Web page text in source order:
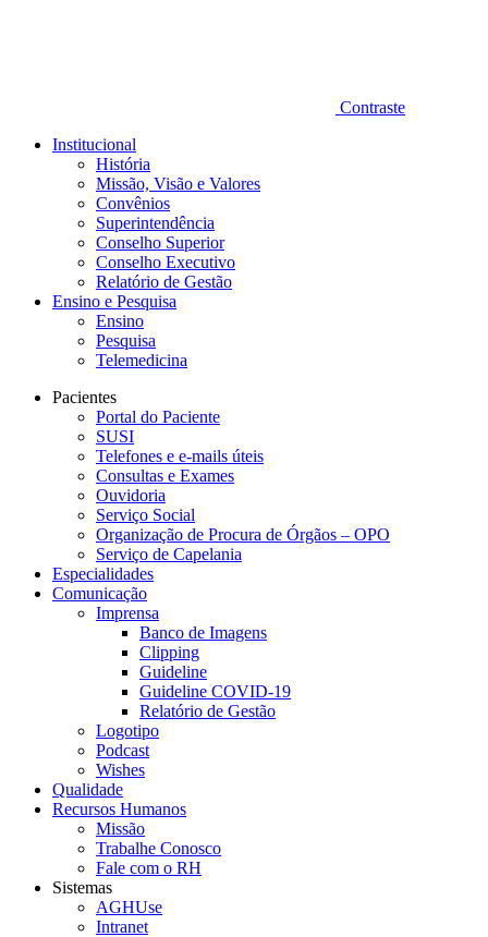
Contraste
Institucional
História
Missão, Visão e Valores
Convênios
Superintendência
Conselho Superior
Conselho Executivo
Relatório de Gestão
Ensino e Pesquisa
Ensino
Pesquisa
Telemedicina
Pacientes
Portal do Paciente
SUSI
Telefones e e-mails úteis
Consultas e Exames
Ouvidoria
Serviço Social
Organização de Procura de Órgãos – OPO
Serviço de Capelania
Especialidades
Comunicação
Imprensa
Banco de Imagens
Clipping
Guideline
Guideline COVID-19
Relatório de Gestão
Logotipo
Podcast
Wishes
Qualidade
Recursos Humanos
Missão
Trabalhe Conosco
Fale com o RH
Sistemas
AGHUse
Intranet